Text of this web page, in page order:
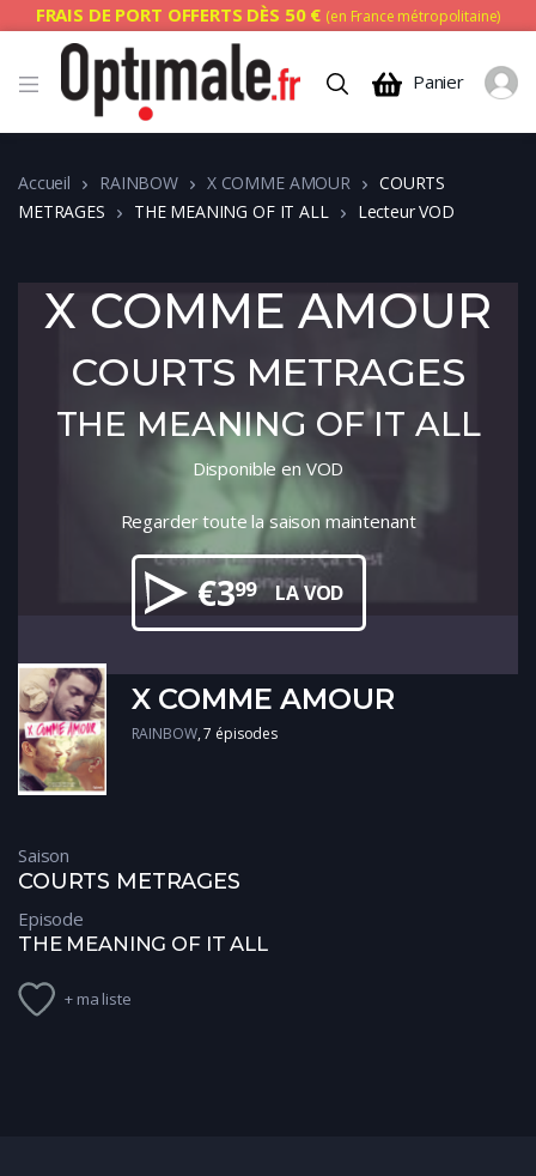
FRAIS DE PORT OFFERTS DÈS 50 € (en France métropolitaine)
Panier
Accueil RAINBOW X COMME AMOUR
COURTS
METRAGES
THE MEANING OF IT ALL Lecteur VOD
X COMME AMOUR
COURTS METRAGES
THE MEANING OF IT ALL
Disponible en VOD
Regarder toute la saison maintenant
€399 LA VOD
X COMME AMOUR
RAINBOW 7 épisodes
Saison
COURTS METRAGES
Episode
THE MEANING OF IT ALL
+ ma liste